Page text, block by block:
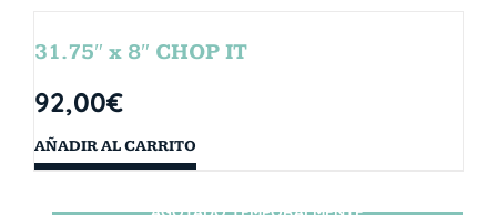
31.75″ x 8″ CHOP IT
92,00€
AÑADIR AL CARRITO